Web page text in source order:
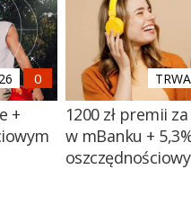
+
1200 zł premii
w mBanku +